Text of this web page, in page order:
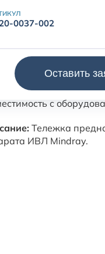
0037-002
Оставить
для аппарата
подборе
с
Тележка
ИВЛ Mindray.